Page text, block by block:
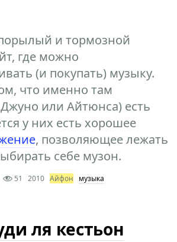
и тормозной
где можно
(и покупать) музыку.
что именно там
или Айтюнса) есть
у них есть хорошее
, позволяющее лежать
себе музон.
51 2010 Айфон музыка
ля кестьон